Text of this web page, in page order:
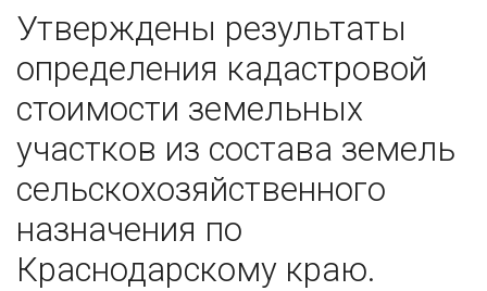
navigation
Утверждены результаты
определения кадастровой
стоимости земельных
участков из состава земель
сельскохозяйственного
назначения по
Краснодарскому краю.